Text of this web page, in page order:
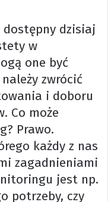
dzisiaj
w
one być
zwrócić
i doboru
Co może
Prawo.
każdy z nas
zagadnieniami
jest np.
potrzeby, czy